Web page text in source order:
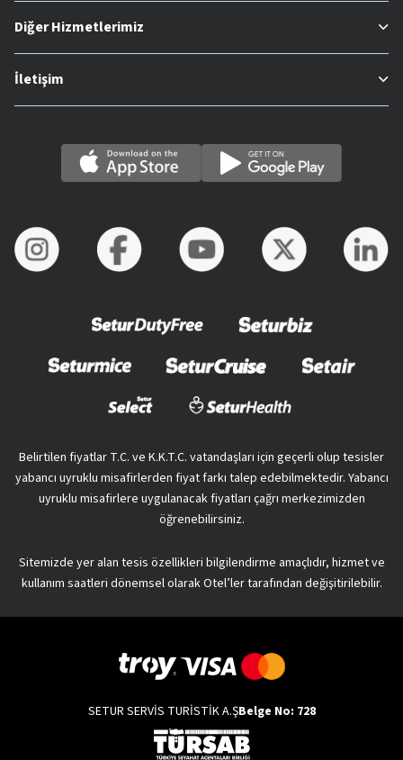
Diğer Hizmetlerimiz
İletişim
Belirtilen fiyatlar T.C. ve K.K.T.C. vatandaşları için geçerli olup tesisler
yabancı uyruklu misafirlerden fiyat farkı talep edebilmektedir. Yabancı
uyruklu misafirlere uygulanacak fiyatları çağrı merkezimizden
öğrenebilirsiniz.
Sitemizde yer alan tesis özellikleri bilgilendirme amaçlıdır, hizmet ve
kullanım saatleri dönemsel olarak Otel’ler tarafından değişitirilebilir.
SETUR SERVİS TURİSTİK A.ŞBelge No: 728